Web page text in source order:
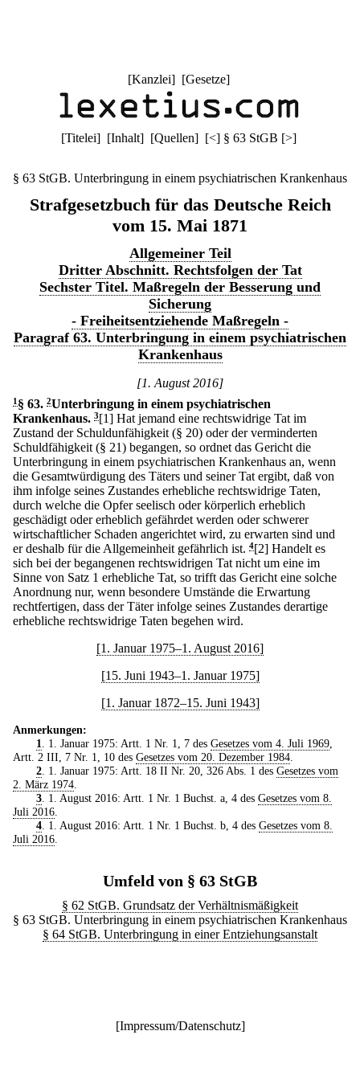
[Kanzlei] [Gesetze]
[Titelei] [Inhalt] [Quellen] [<] § 63 StGB [>]
§ 63 StGB. Unterbringung in einem psychiatrischen Krankenhaus
Strafgesetzbuch für das Deutsche Reich
vom 15. Mai 1871
Allgemeiner Teil
Dritter Abschnitt. Rechtsfolgen der Tat
Sechster Titel. Maßregeln der Besserung und
Sicherung
- Freiheitsentziehende Maßregeln -
Paragraf 63. Unterbringung in einem psychiatrischen
Krankenhaus
[1. August 2016]
1 § 63. 2Unterbringung in einem psychiatrischen
Krankenhaus. 3[1] Hat jemand eine rechtswidrige Tat im
Zustand der Schuldunfähigkeit (§ 20) oder der verminderten
Schuldfähigkeit (§ 21) begangen, so ordnet das Gericht die
Unterbringung in einem psychiatrischen Krankenhaus an, wenn
die Gesamtwürdigung des Täters und seiner Tat ergibt, daß von
ihm infolge seines Zustandes erhebliche rechtswidrige Taten,
durch welche die Opfer seelisch oder körperlich erheblich
geschädigt oder erheblich gefährdet werden oder schwerer
wirtschaftlicher Schaden angerichtet wird, zu erwarten sind und
er deshalb für die Allgemeinheit gefährlich ist. 4[2] Handelt es
sich bei der begangenen rechtswidrigen Tat nicht um eine im
Sinne von Satz 1 erhebliche Tat, so trifft das Gericht eine solche
Anordnung nur, wenn besondere Umstände die Erwartung
rechtfertigen, dass der Täter infolge seines Zustandes derartige
erhebliche rechtswidrige Taten begehen wird.
[1. Januar 1975–1. August 2016]
[15. Juni 1943–1. Januar 1975]
[1. Januar 1872–15. Juni 1943]
Anmerkungen:
1
. 1. Januar 1975: Artt. 1 Nr. 1, 7 des Gesetzes vom 4. Juli 1969,
Artt. 2 III, 7 Nr. 1, 10 des Gesetzes vom 20. Dezember 1984
2. 1. Januar 1975: Artt. 18 II Nr. 20, 326 Abs. 1 des Gesetzes vom
2. März 1974
3. 1. August 2016: Artt. 1 Nr. 1 Buchst. a, 4 des Gesetzes vom 8.
Juli 2016
4. 1. August 2016: Artt. 1 Nr. 1 Buchst. b, 4 des Gesetzes vom 8.
Juli 2016
Umfeld von § 63 StGB
§ 62 StGB. Grundsatz der Verhältnismäßigkeit
§ 63 StGB. Unterbringung in einem psychiatrischen Krankenhaus
§ 64 StGB. Unterbringung in einer Entziehungsanstalt
[Impressum/Datenschutz]